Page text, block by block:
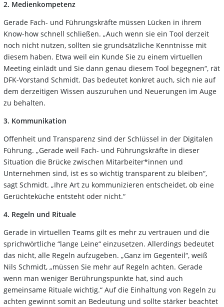
2. Medienkompetenz
Gerade Fach- und Führungskräfte müssen Lücken in ihrem
Know-how schnell schließen. „Auch wenn sie ein Tool derzeit
noch nicht nutzen, sollten sie grundsätzliche Kenntnisse mit
diesem haben. Etwa weil ein Kunde Sie zu einem virtuellen
Meeting einlädt und Sie dann genau diesem Tool begegnen“, rät
DFK-Vorstand Schmidt. Das bedeutet konkret auch, sich nie auf
dem derzeitigen Wissen auszuruhen und Neuerungen im Auge
zu behalten.
3. Kommunikation
Offenheit und Transparenz sind der Schlüssel in der Digitalen
Führung. „Gerade weil Fach- und Führungskräfte in dieser
Situation die Brücke zwischen Mitarbeiter*innen und
Unternehmen sind, ist es so wichtig transparent zu bleiben“,
sagt Schmidt. „Ihre Art zu kommunizieren entscheidet, ob eine
Gerüchteküche entsteht oder nicht.“
4. Regeln und Rituale
Gerade in virtuellen Teams gilt es mehr zu vertrauen und die
sprichwörtliche “lange Leine“ einzusetzen. Allerdings bedeutet
das nicht, alle Regeln aufzugeben. „Ganz im Gegenteil“, weiß
Nils Schmidt, „müssen Sie mehr auf Regeln achten. Gerade
wenn man weniger Berührungspunkte hat, sind auch
gemeinsame Rituale wichtig.“ Auf die Einhaltung von Regeln zu
achten gewinnt somit an Bedeutung und sollte stärker beachtet